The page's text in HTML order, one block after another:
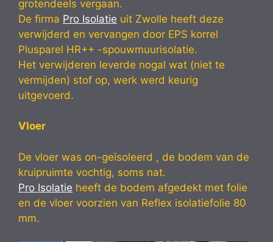
grotendeels vergaan.
De firma Pro Isolatie uit Zwolle heeft deze
verwijderd en vervangen door EPS korrel
Plusparel HR++ -spouwmuurisolatie.
Het verwijderen leverde nogal wat (niet te
vermijden) stof op, werk werd keurig
uitgevoerd.
Vloer
De vloer was on-geïsoleerd , de bodem van de
kruipruimte vochtig, soms nat.
Pro Isolatie heeft de bodem afgedekt met folie
en de vloer voorzien van Reflex isolatiefolie 80
mm.